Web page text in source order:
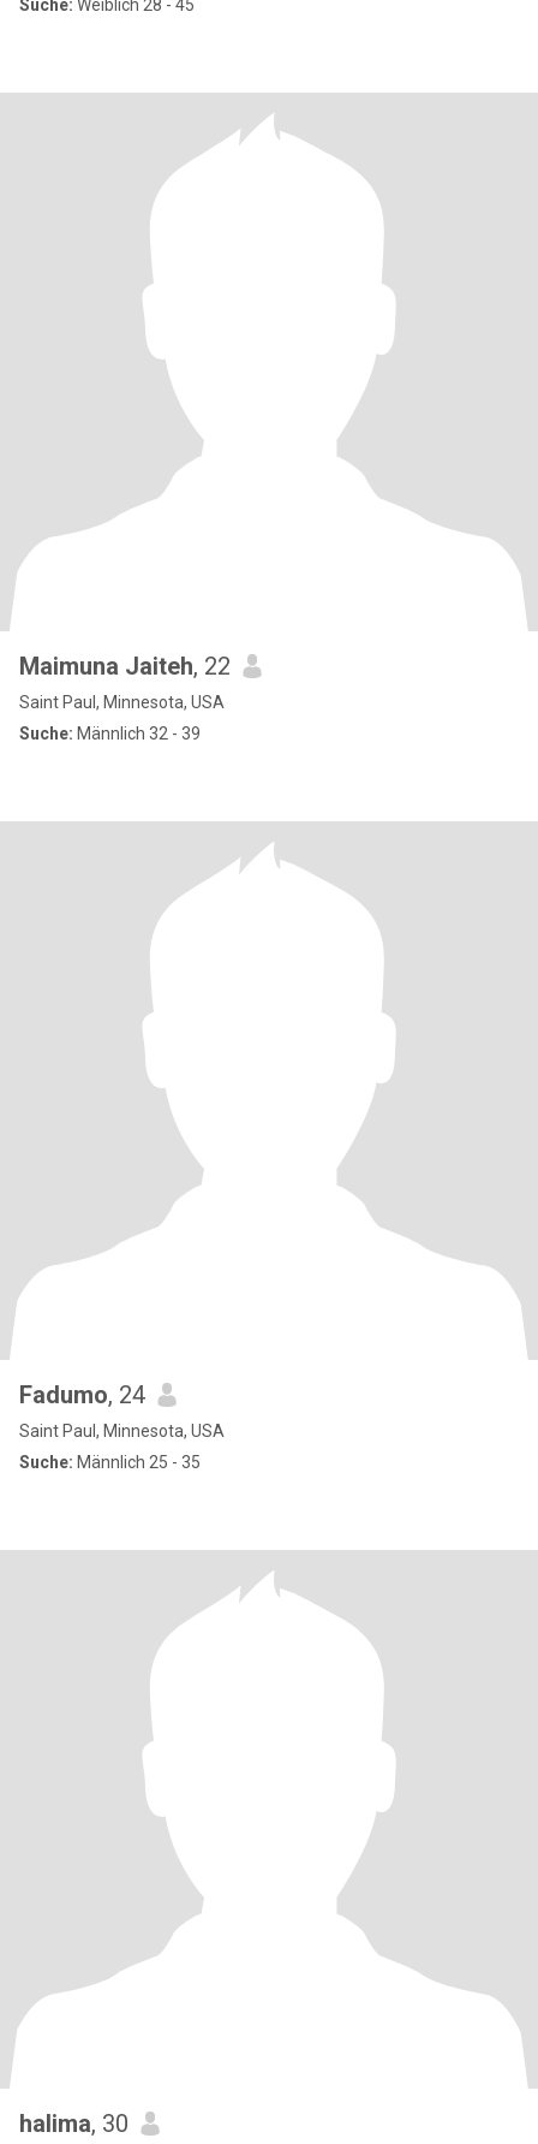
Suche: Weiblich 28 - 45
Maimuna Jaiteh, 22
Saint Paul, Minnesota, USA
Suche: Männlich 32 - 39
Fadumo, 24
Saint Paul, Minnesota, USA
Suche: Männlich 25 - 35
halima, 30